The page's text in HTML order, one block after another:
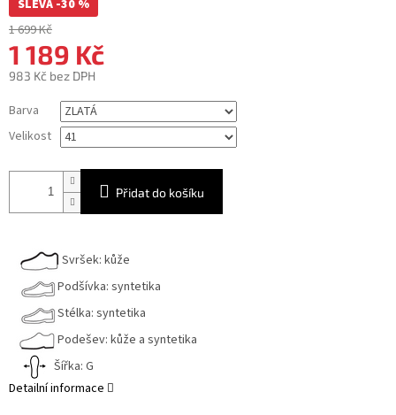
SLEVA -30 %
1 699 Kč
1 189 Kč
983 Kč bez DPH
cena:
Barva
Velikost
Přidat do košíku
Svršek: kůže
Podšívka: syntetika
Stélka: syntetika
Podešev: kůže a syntetika
Šířka: G
Detailní informace